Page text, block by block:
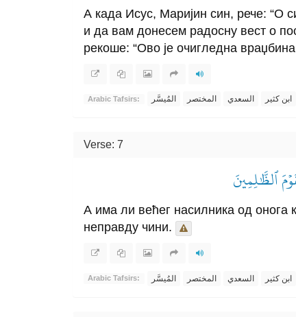
А када Исус, Маријин син, рече: “О
и да вам донесем радосну вест о
рекоше: “Ово је очигледна
Arabic Tafsirs: المُيسَّر المختصر السعدي ابن كثير
Verse: 7
ٱلظَّٰلِمِينَ
А има ли већег насилника од онога
неправду чини.
Arabic Tafsirs: المُيسَّر المختصر السعدي ابن كثير